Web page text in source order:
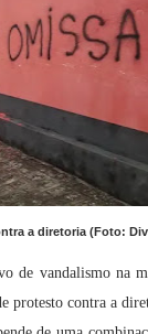
a diretoria (Foto:
de vandalismo na
contra a